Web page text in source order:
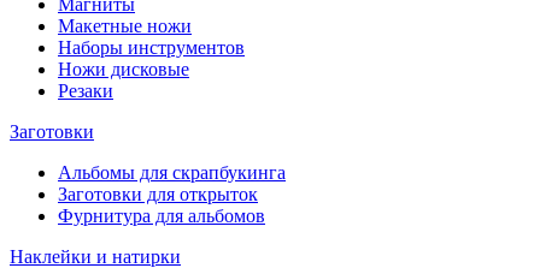
Магниты
Макетные ножи
Наборы инструментов
Ножи дисковые
Резаки
Заготовки
Альбомы для скрапбукинга
Заготовки для открыток
Фурнитура для альбомов
Наклейки и натирки